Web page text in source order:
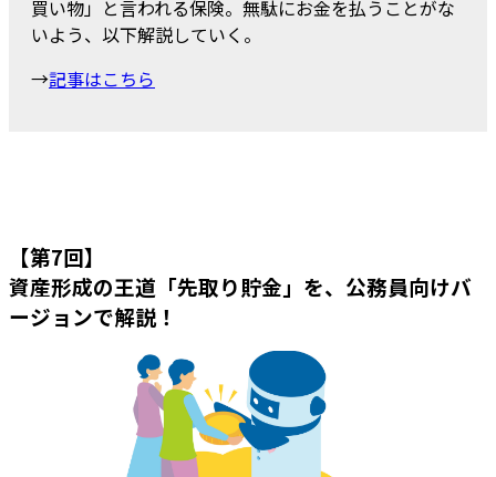
買い物」と言われる保険。無駄にお金を払うことがな
いよう、以下解説していく。
→記事はこちら
【第7回】
資産形成の王道「先取り貯金」を、公務員向けバ
ージョンで解説！